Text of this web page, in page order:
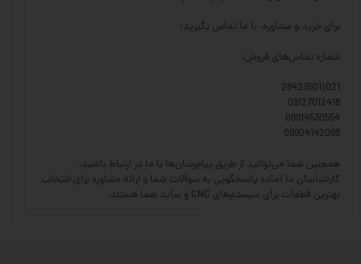
برای خرید و مشاوره، با ما تماس بگیرید:
شماره تماس‌های فروش:
021(28423501
09127012418
09914530554
09904142099
همچنین شما می‌توانید از طریق پیام‌رسان‌ها با ما در ارتباط باشید.
کارشناسان ما آماده پاسخگویی به سوالات شما و ارائه مشاوره برای انتخاب
بهترین قطعات برای سیستم‌های CNC و ساید شما هستند.